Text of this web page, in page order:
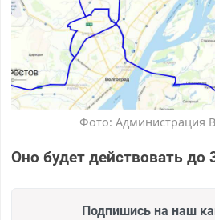
Фото: Администрация
Оно будет действовать до
Подпишись на наш